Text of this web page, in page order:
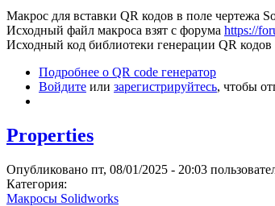
Макрос для вставки QR кодов в поле чертежа
Исходный файл макроса взят с форума https://
Исходный код библиотеки генерации QR кодов
Подробнее о QR code генератор
Войдите или зарегистрируйтесь, чтобы
Properties
Опубликовано пт, 08/01/2025 - 20:03
Категория:
Макросы Solidworks